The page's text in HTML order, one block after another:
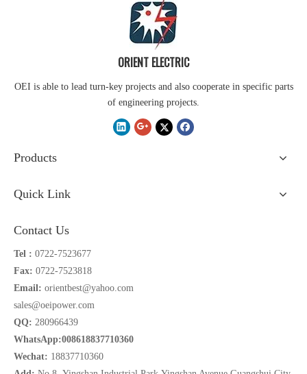
ORIENT ELECTRIC
OEI is able to lead turn-key projects and also cooperate in specific parts
of engineering projects.
Products
Quick Link
Contact Us
Tel : 0722-7523677
Fax: 0722-7523818
Email: orientbest@yahoo.com
sales@oeipower.com
QQ: 280966439
WhatsApp:008618837710360
Wechat: 18837710360